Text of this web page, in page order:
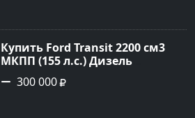
Авторынок23
Купить Ford Transit 2200 см3
МКПП (155 л.с.) Дизель
турбонаддув в Тбилисская :
цвет Серебряный Фургон 2014
300 000